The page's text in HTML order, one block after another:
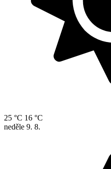
25 °C 16 °C
neděle 9. 8.